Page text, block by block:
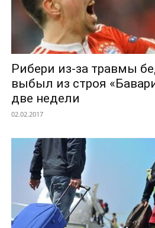
Рибери из-за травмы
выбыл из строя
две недели
02.02.2017